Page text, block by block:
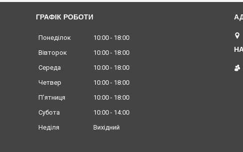
ГРАФІК РОБОТИ
Понеділок 10:00
18:00
Вівторок
10:00
18:00
Середа
10:00
18:00
Четвер
10:00
18:00
Пʼятниця
10:00
18:00
Субота
10:00
14:00
Неділя
Вихідний